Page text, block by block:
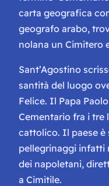
carta geografica
geografo arabo,
nolana un Cimitero
Sant’Agostino
santità del luogo
Felice. Il Papa
Cementario fra i
cattolico. Il paese è
pellegrinaggi infatti
dei napoletani,
a Cimitile.